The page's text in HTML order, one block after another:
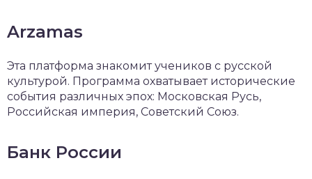
Arzamas
Эта платформа знакомит учеников с русской
культурой. Программа охватывает исторические
события различных эпох: Московская Русь,
Российская империя, Советский Союз.
Банк России